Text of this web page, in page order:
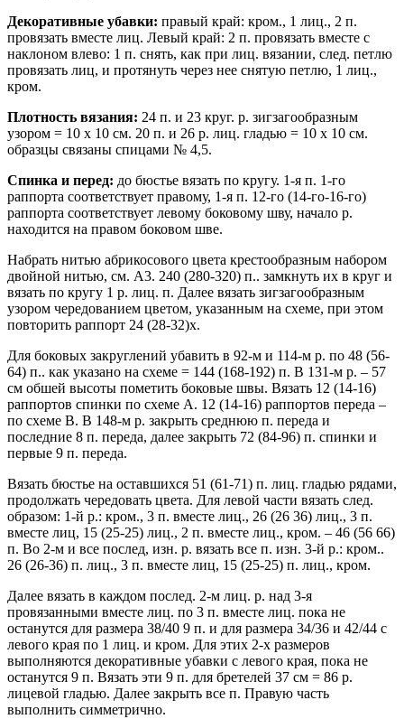
Декоративные убавки: правый край: кром., 1 лиц., 2 п.
провязать вместе лиц. Левый край: 2 п. провязать вместе с
наклоном влево: 1 п. снять, как при лиц. вязании, след. петлю
провязать лиц, и протянуть через нее снятую петлю, 1 лиц.,
кром.
Плотность вязания: 24 п. и 23 круг. р. зигзагообразным
узором = 10 х 10 см. 20 п. и 26 р. лиц. гладью = 10 х 10 см.
образцы связаны спицами № 4,5.
Спинка и перед: до бюстье вязать по кругу. 1-я п. 1-го
раппорта соответствует правому, 1-я п. 12-го (14-го-16-го)
paппорта соответствует левому боковому шву, начало р.
находится на правом боковом шве.
Набрать нитью абрикосового цвета крестообразным набором
двойной нитью, см. A3. 240 (280-320) п.. замкнуть их в круг и
вязать по кругу 1 р. лиц. п. Далее вязать зигзагообразным
узором чередованием цветом, указанным на схеме, при этом
повторить раппорт 24 (28-32)х.
Для боковых закруглений убавить в 92-м и 114-м р. по 48 (56-
64) п.. как указано на схеме = 144 (168-192) п. В 131-м р. – 57
см обшей высоты пометить боковые швы. Вязать 12 (14-16)
раппортов спинки по схеме А. 12 (14-16) раппортов переда –
по схеме В. В 148-м р. закрыть среднюю п. переда и
последние 8 п. переда, далее закрыть 72 (84-96) п. спинки и
первые 9 п. переда.
Вязать бюстье на оставшихся 51 (61-71) п. лиц. гладью рядами,
продолжать чередовать цвета. Для левой части вязать след.
образом: 1-й р.: кром., 3 п. вместе лиц., 26 (26 36) лиц., 3 п.
вместе лиц, 15 (25-25) лиц., 2 п. вместе лиц., кром. – 46 (56 66)
п. Во 2-м и все послед, изн. р. вязать все п. изн. 3-й р.: кром..
26 (26-36) п. лиц., 3 п. вместе лиц, 15 (25-25) п. лиц., кром.
Далее вязать в каждом послед. 2-м лиц. р. над 3-я
провязанными вместе лиц. по 3 п. вместе лиц. пока не
останутся для размера 38/40 9 п. и для размера 34/36 и 42/44 с
левого края по 1 лиц. и кром. Для этих 2-х размеров
выполняются декоративные убавки с левого края, пока не
останутся 9 п. Вязать эти 9 п. для бретелей 37 см = 86 р.
лицевой гладью. Далее закрыть все п. Правую часть
выполнить симметрично.